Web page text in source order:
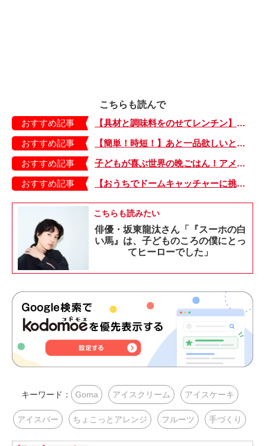
こちらも読んで
おすすめ記事
【具材と調味料をのせてレンチン】ケチャップ×バターの王道味！「うどんナポリタン」のできあがり♪
おすすめ記事
【簡単！時短！】あと一品欲しいときにおすすめの「卵とレタスの炒めもの」のレシピ
おすすめ記事
子どもが喜ぶ世界の晩ごはん！アメリカのフライドチキン＆フライドポテト
おすすめ記事
【おうちでドームキャッチャーに挑戦だ】アンパンマン わくわくドームキャッチャー
こちらも読みたい
俳優・坂東龍汰さん「『スーホの白
い馬』は、子どものころの僕にとっ
てヒーローでした」
キーワード： Goma アイスクリーム アイスケーキ
アイスバー ちょこっとアレンジ フルーツ 手づくり